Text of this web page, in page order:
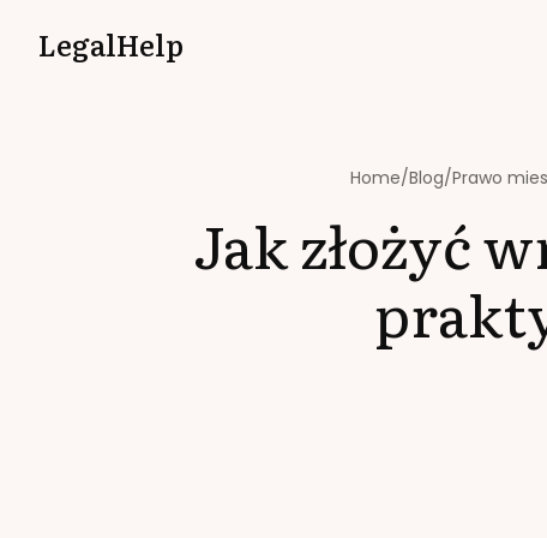
LegalHelp
Home/Blog/Prawo
Jak złożyć